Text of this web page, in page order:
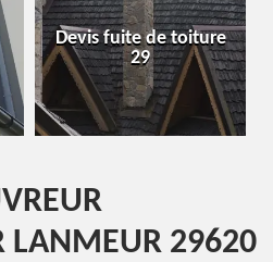
fuite de toiture
29
LANMEUR 29620